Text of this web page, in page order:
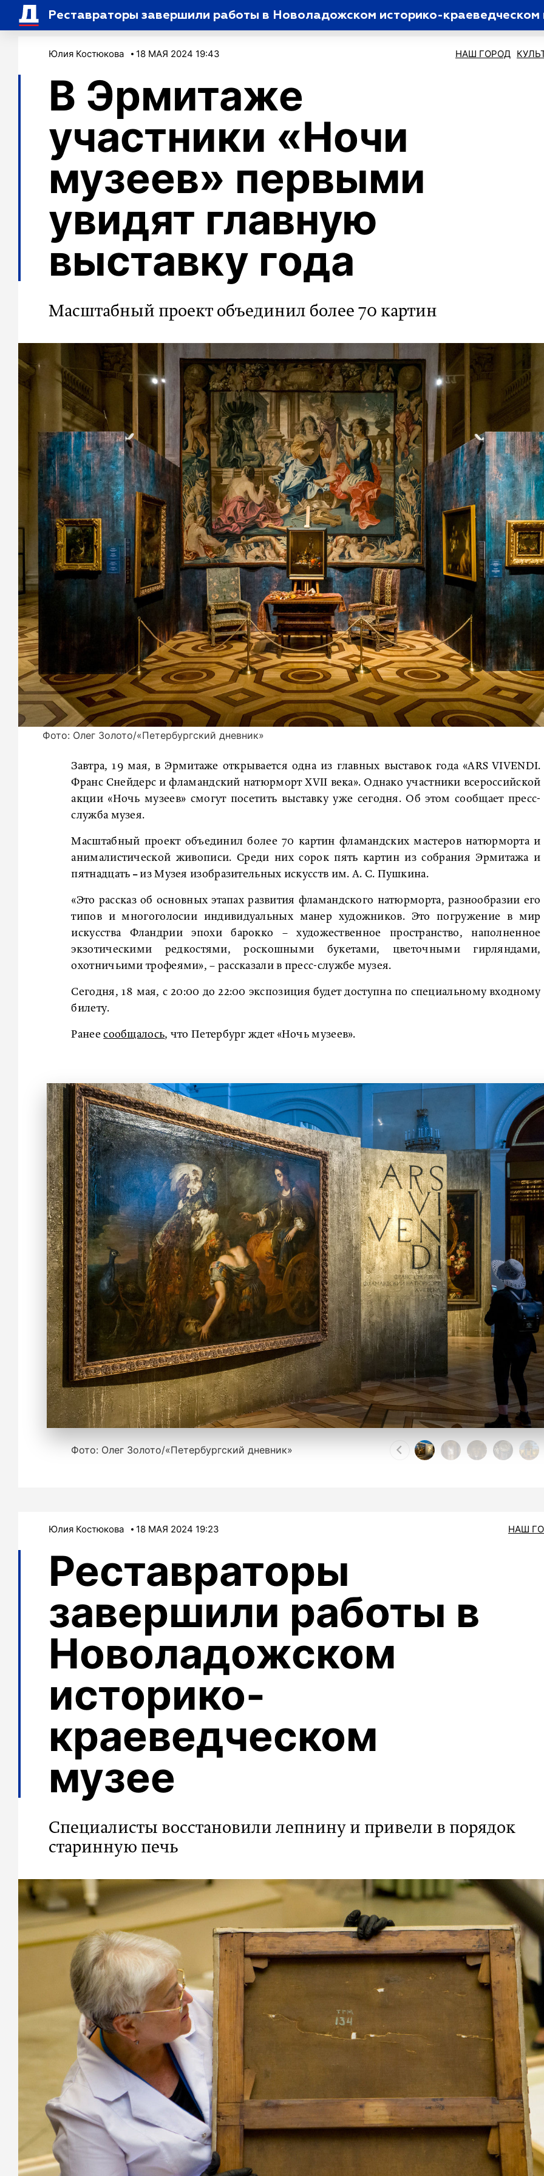
Реставраторы завершили работы в Новоладожском историко-краеведческом
Юлия Костюкова 18 МАЯ 2024 19:43 НАШ ГОРОД
В Эрмитаже
участники «Ночи
музеев» первыми
увидят главную
выставку года
Масштабный проект объединил более 70 картин
Фото: Олег Золото/«Петербургский дневник»
Завтра, 19 мая, в Эрмитаже открывается одна из главных выставок года «ARS VIVENDI.
Франс Снейдерс и фламандский натюрморт XVII века». Однако участники всероссийской
акции «Ночь музеев» смогут посетить выставку уже сегодня. Об этом сообщает пресс-
служба музея.
Масштабный проект объединил более 70 картин фламандских мастеров натюрморта и
анималистической живописи. Среди них сорок пять картин из собрания Эрмитажа и
пятнадцать ‒ из Музея изобразительных искусств им. А. С. Пушкина.
«Это рассказ об основных этапах развития фламандского натюрморта, разнообразии его
типов и многоголосии индивидуальных манер художников. Это погружение в мир
искусства Фландрии эпохи барокко – художественное пространство, наполненное
экзотическими редкостями, роскошными букетами, цветочными гирляндами,
охотничьими трофеями», – рассказали в пресс-службе музея.
Сегодня, 18 мая, с 20:00 до 22:00 экспозиция будет доступна по специальному входному
билету.
Ранеесообщалось, что Петербург ждет «Ночь музеев».
Фото: Олег Золото/«Петербургский дневник»
Юлия Костюкова 18 МАЯ 2024 19:23 НАШ
Реставраторы
завершили работы в
Новоладожском
историко-
краеведческом
музее
Специалисты восстановили лепнину и привели в порядок
старинную печь